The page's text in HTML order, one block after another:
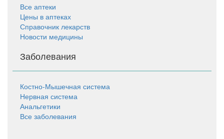
Все аптеки
Цены в аптеках
Справочник лекарств
Новости медицины
Заболевания
Костно-Мышечная система
Нервная система
Анальгетики
Все заболевания